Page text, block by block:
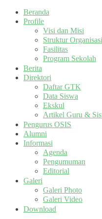
Beranda
Profile
Visi dan Misi
Struktur Organisasi
Fasilitas
Program Sekolah
Berita
Direktori
Daftar GTK
Data Siswa
Ekskul
Artikel Guru &
Pengurus OSIS
Alumni
Informasi
Agenda
Pengumuman
Editorial
Galeri
Galeri Photo
Galeri Video
Download